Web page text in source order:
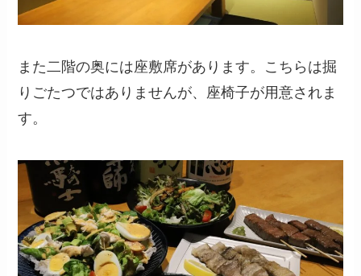
また二階の奥には座敷席があります。こちらは掘
りごたつではありませんが、座椅子が用意されま
す。